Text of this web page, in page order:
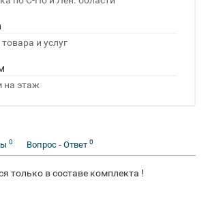
и услуг
на этаж
0 Вопрос - Ответ 0
только в составе комплекта !